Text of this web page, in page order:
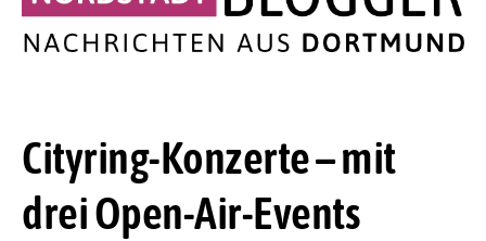
Cityring-Konzerte – mit
drei Open-Air-Events